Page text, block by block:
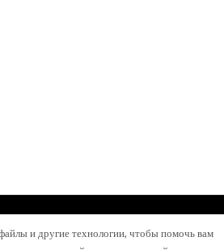
Coach | Разработана Blossom
и другие технологии, чтобы помочь вам